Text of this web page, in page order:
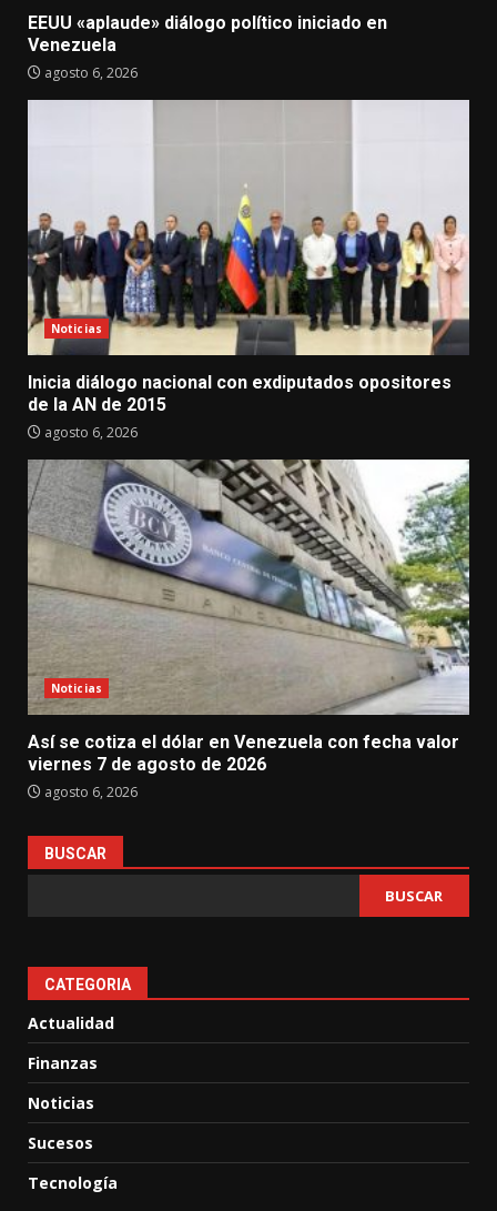
EEUU «aplaude» diálogo político iniciado en
Venezuela
agosto 6, 2026
Noticias
Inicia diálogo nacional con exdiputados opositores
de la AN de 2015
agosto 6, 2026
Noticias
Así se cotiza el dólar en Venezuela con fecha valor
viernes 7 de agosto de 2026
agosto 6, 2026
BUSCAR
BUSCAR
CATEGORIA
Actualidad
Finanzas
Noticias
Sucesos
Tecnología